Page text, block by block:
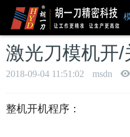
激光刀模机开
2018-09-04 11:51:02 msdn
整机开机程序：